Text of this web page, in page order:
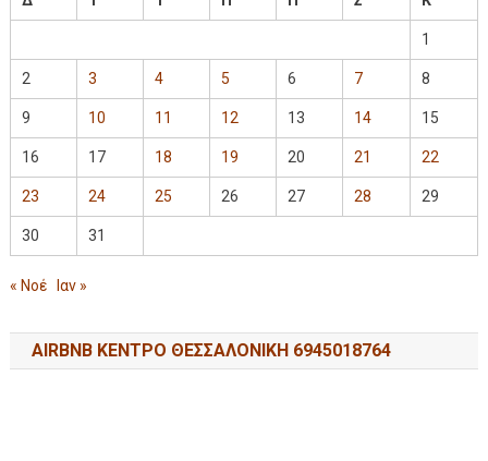
1
2 3 4 5 6 7 8
9 10 11 12 13 14 15
16 17 18 19 20 21 22
23 24 25 26 27 28 29
30 31
« Νοέ Ιαν »
AIRBNB ΚΕΝΤΡΟ ΘΕΣΣΑΛΟΝΙΚΗ 6945018764